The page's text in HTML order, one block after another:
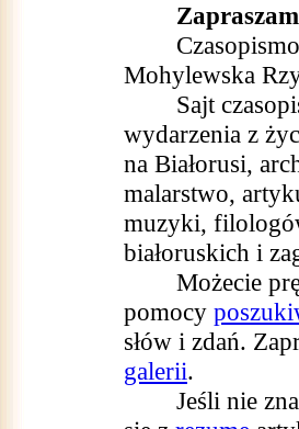
Czasopismo
Mohylewska
Sajt
wydarzenia z
na Białorusi,
malarstwo,
muzyki,
białoruskich i
Możecie
pomocy
słów i zdań.
galerii.
Jeśli nie